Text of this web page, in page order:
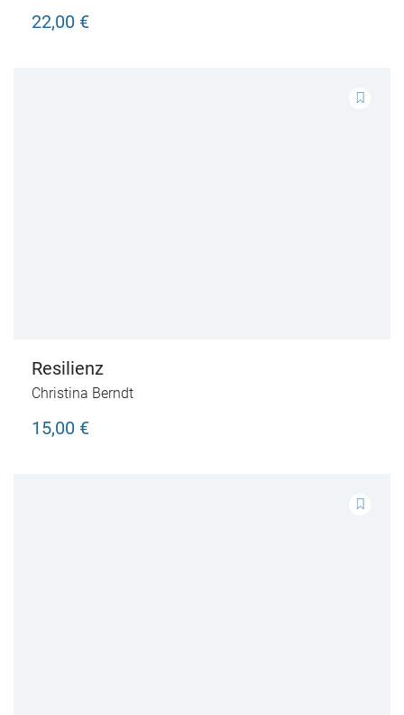
22,00 €
Resilienz
Christina Berndt
15,00 €